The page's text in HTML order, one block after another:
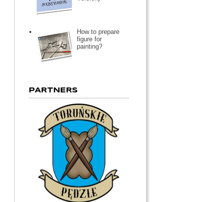
How to prepare
figure for
painting?
PARTNERS